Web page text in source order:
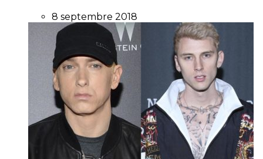
8 septembre 2018